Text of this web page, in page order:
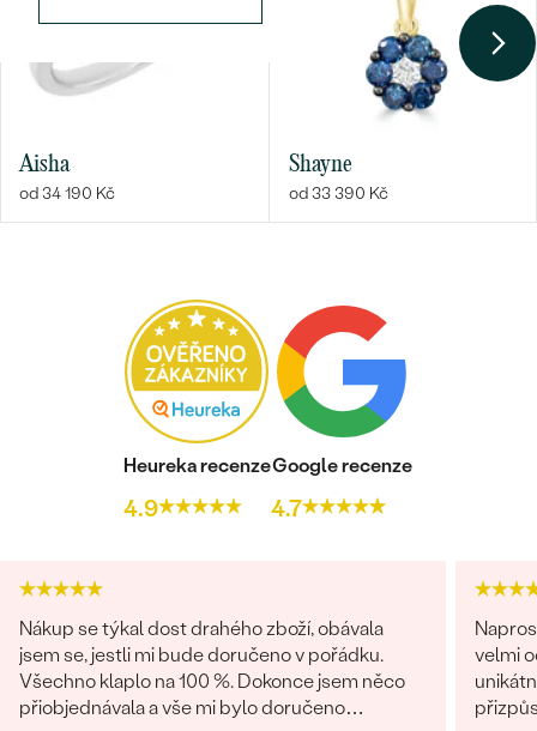
Aisha
od 34 190 Kč
Shayne
od 33 390 Kč
Heureka recenze
4.9
Google recenze
4.7
Nákup se týkal dost drahého zboží, obávala
jsem se, jestli mi bude doručeno v pořádku.
Všechno klaplo na 100 %. Dokonce jsem něco
přiobjednávala a vše mi bylo doručeno
velmi